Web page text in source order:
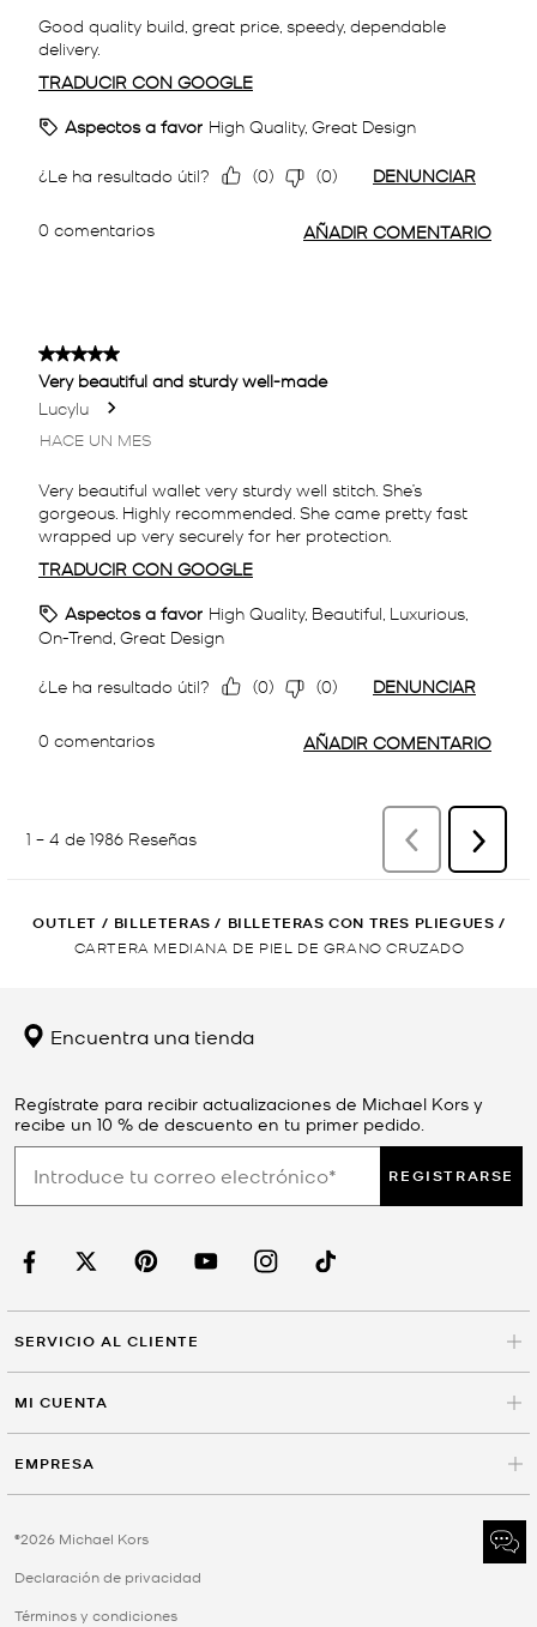
OUTLET / BILLETERAS / BILLETERAS CON TRES PLIEGUES /
CARTERA MEDIANA DE PIEL DE GRANO CRUZADO
Encuentra una tienda
Regístrate para recibir actualizaciones de Michael Kors y
recibe un 10 % de descuento en tu primer pedido.
REGISTRARSE
SERVICIO AL CLIENTE
MI CUENTA
EMPRESA
©2026 Michael Kors
Declaración de privacidad
Términos y condiciones